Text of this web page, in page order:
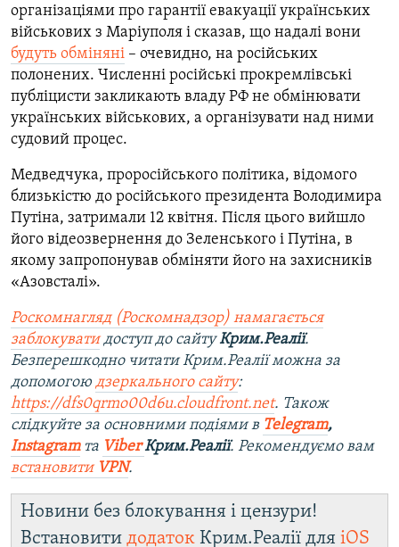
організаціями про гарантії евакуації українських
військових з Маріуполя і сказав, що надалі вони
будуть обміняні – очевидно, на російських
полонених. Численні російські прокремлівські
публіцисти закликають владу РФ не обмінювати
українських військових, а організувати над ними
судовий процес.
Медведчука, проросійського політика, відомого
близькістю до російського президента Володимира
Путіна, затримали 12 квітня. Після цього вийшло
його відеозвернення до Зеленського і Путіна, в
якому запропонував обміняти його на захисників
«Азовсталі».
Роскомнагляд (Роскомнадзор) намагається
заблокуватидоступ до сайтуКрим.Реалії.
Безперешкодно читати Крим.Реалії можна за
допомогою дзеркального сайту:
https://dfs0qrmo00d6u.cloudfront.net. Також
слідкуйте за основними подіями в Telegram,
Instagramта ViberКрим.Реалії. Рекомендуємо вам
встановити VPN.
Новини без блокування і цензури!
Встановити додаток Крим.Реалії для iOS